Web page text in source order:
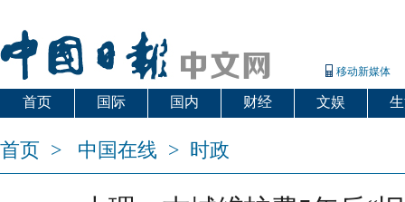
移动新媒体
首页 国际 国内 财经 文娱
首页 > 中国在线 > 时政